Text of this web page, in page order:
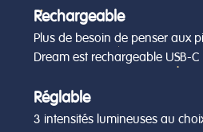
Rechargeable
Plus de besoin de penser aux
Dream est rechargeable USB-C
Réglable
3 intensités lumineuses au